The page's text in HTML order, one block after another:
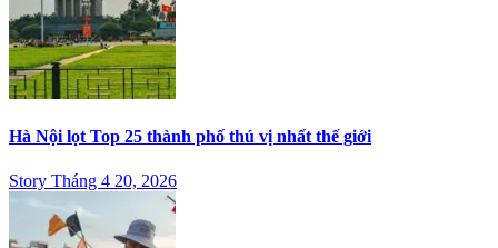
Hà Nội lọt Top 25 thành phố thú vị nhất thế giới
Story Tháng 4 20, 2026